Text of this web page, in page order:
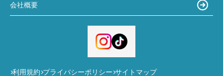
会社概要
利用規約 プライバシーポリシー サイトマップ